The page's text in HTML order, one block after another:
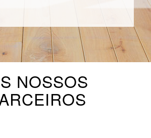
NOSSOS